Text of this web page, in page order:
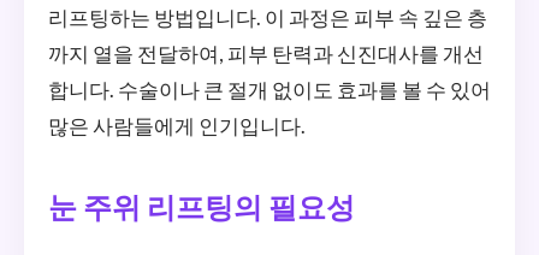
리프팅하는 방법입니다. 이 과정은 피부 속 깊은 층
까지 열을 전달하여, 피부 탄력과 신진대사를 개선
합니다. 수술이나 큰 절개 없이도 효과를 볼 수 있어
많은 사람들에게 인기입니다.
눈 주위 리프팅의 필요성